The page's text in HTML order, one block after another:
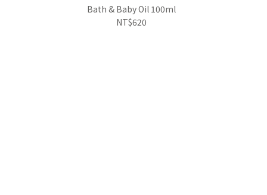
Bath & Baby Oil 100ml
NT$620